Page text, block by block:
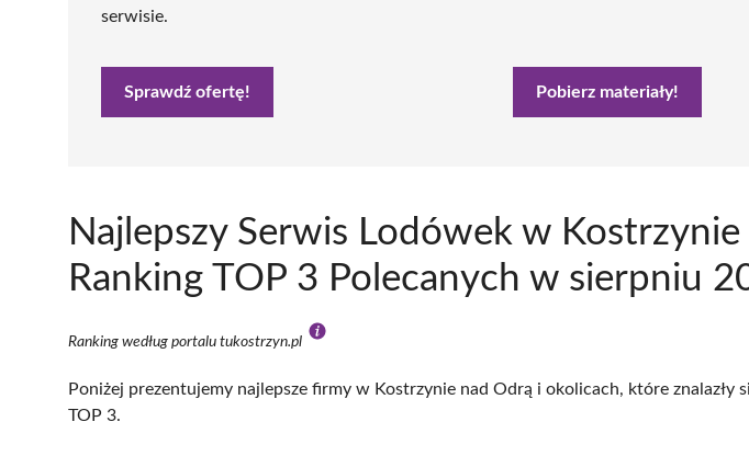
serwisie.
Sprawdź ofertę! Pobierz materiały!
Najlepszy Serwis Lodówek w
Ranking TOP 3 Polecanych w sierpniu
Ranking według portalu tukostrzyn.pl
Poniżej prezentujemy najlepsze firmy w Kostrzynie nad Odrą i okolicach, które znalazły
TOP 3.